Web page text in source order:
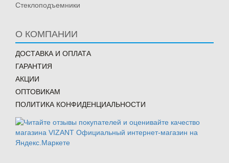
Стеклоподъемники
О КОМПАНИИ
ДОСТАВКА И ОПЛАТА
ГАРАНТИЯ
АКЦИИ
ОПТОВИКАМ
ПОЛИТИКА КОНФИДЕНЦИАЛЬНОСТИ